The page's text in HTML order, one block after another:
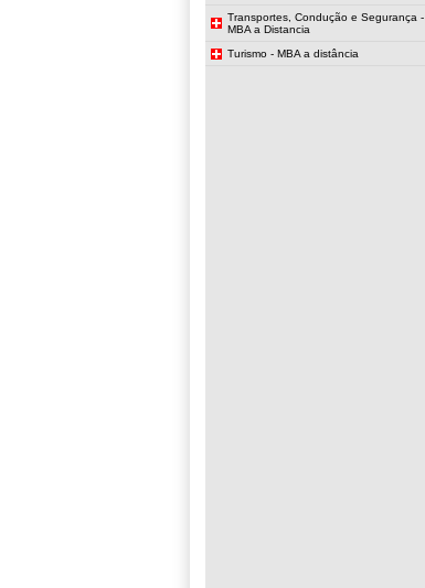
Transportes, Condução e Segurança -
MBA a Distancia
Turismo - MBA a distância